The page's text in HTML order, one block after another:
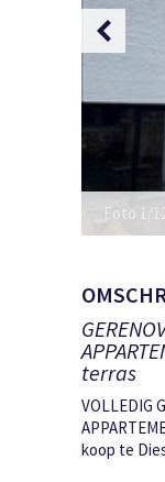
Foto 2/12
terras
VOLLEDIG
koop te